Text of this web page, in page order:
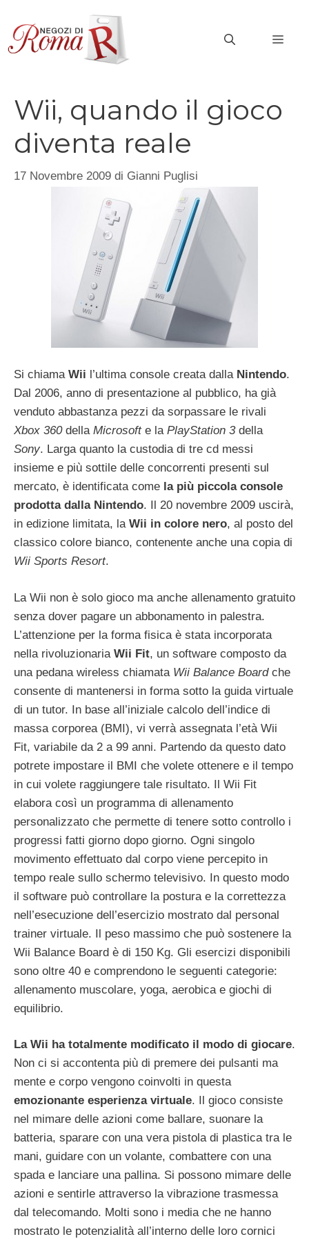
contenuto
Wii, quando il gioco
diventa reale
17 Novembre 2009 di Gianni Puglisi
Si chiama Wii l’ultima console creata dalla Nintendo.
Dal 2006, anno di presentazione al pubblico, ha già
venduto abbastanza pezzi da sorpassare le rivali
Xbox 360 della Microsofte la PlayStation 3della
Sony. Larga quanto la custodia di tre cd messi
insieme e più sottile delle concorrenti presenti sul
mercato, è identificata come la più piccola console
prodotta dalla Nintendo. Il 20 novembre 2009 uscirà,
in edizione limitata, la Wii in colore nero, al posto del
classico colore bianco, contenente anche una copia di
Wii Sports Resort.
La Wii non è solo gioco ma anche allenamento gratuito
senza dover pagare un abbonamento in palestra.
L’attenzione per la forma fisica è stata incorporata
nella rivoluzionaria Wii Fit, un software composto da
una pedana wireless chiamataWii Balance Board che
consente di mantenersi in forma sotto la guida virtuale
di un tutor. In base all’iniziale calcolo dell’indice di
massa corporea (BMI), vi verrà assegnata l’età Wii
Fit, variabile da 2 a 99 anni. Partendo da questo dato
potrete impostare il BMI che volete ottenere e il tempo
in cui volete raggiungere tale risultato. Il Wii Fit
elabora così un programma di allenamento
personalizzato che permette di tenere sotto controllo i
progressi fatti giorno dopo giorno. Ogni singolo
movimento effettuato dal corpo viene percepito in
tempo reale sullo schermo televisivo. In questo modo
il software può controllare la postura e la correttezza
nell’esecuzione dell’esercizio mostrato dal personal
trainer virtuale. Il peso massimo che può sostenere la
Wii Balance Board è di 150 Kg. Gli esercizi disponibili
sono oltre 40 e comprendono le seguenti categorie:
allenamento muscolare, yoga, aerobica e giochi di
equilibrio.
La Wii ha totalmente modificato il modo di giocare.
Non ci si accontenta più di premere dei pulsanti ma
mente e corpo vengono coinvolti in questa
emozionante esperienza virtuale. Il gioco consiste
nel mimare delle azioni come ballare, suonare la
batteria, sparare con una vera pistola di plastica tra le
mani, guidare con un volante, combattere con una
spada e lanciare una pallina. Si possono mimare delle
azioni e sentirle attraverso la vibrazione trasmessa
dal telecomando. Molti sono i media che ne hanno
mostrato le potenzialità all’interno delle loro cornici